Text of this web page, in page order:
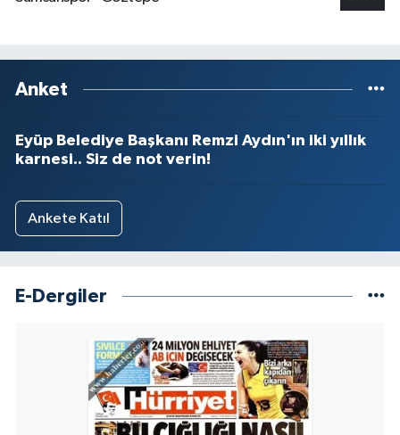
Anket
Eyüp Belediye Başkanı Remzi Aydın'ın iki yıllık
karnesi.. Siz de not verin!
Ankete Katıl
E-Dergiler